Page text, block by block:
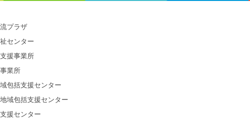
プラザ
センター
援事業所
業所
包括支援センター
域包括支援センター
援センター